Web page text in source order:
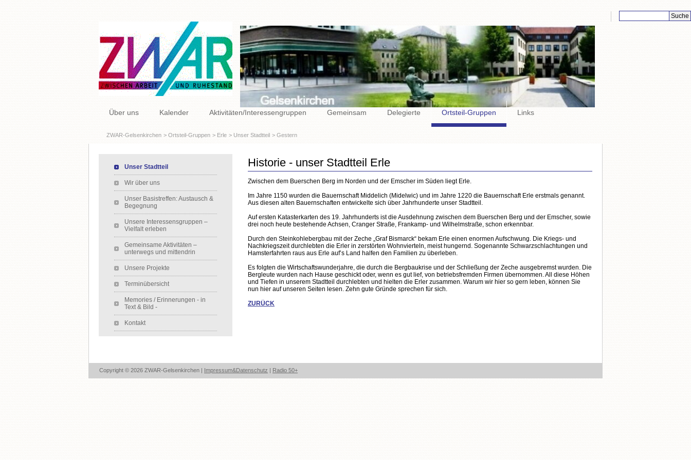
Suchbegriffe
Navigation
Über uns Kalender Aktivitäten/Interessengruppen Gemeinsam Delegierte Ortsteil-Gruppen Links
ZWAR-Gelsenkirchen Ortsteil-Gruppen Erle Unser Stadtteil Gestern
Historie - unser Stadtteil Erle
Zwischen dem Buerschen Berg im Norden und der Emscher im Süden liegt Erle.
Im Jahre 1150 wurden die Bauernschaft Middelich (Midelwic) und im Jahre 1220 die Bauernschaft Erle erstmals genannt.
Aus diesen alten Bauernschaften entwickelte sich über Jahrhunderte unser Stadtteil.
Auf ersten Katasterkarten des 19. Jahrhunderts ist die Ausdehnung zwischen dem Buerschen Berg und der Emscher, sowie
drei noch heute bestehende Achsen, Cranger Straße, Frankamp- und Wilhelmstraße, schon erkennbar.
Durch den Steinkohlebergbau mit der Zeche „Graf Bismarck“ bekam Erle einen enormen Aufschwung. Die Kriegs- und
Nachkriegszeit durchlebten die Erler in zerstörten Wohnvierteln, meist hungernd. Sogenannte Schwarzschlachtungen und
Hamsterfahrten raus aus Erle auf’s Land halfen den Familien zu überleben.
Es folgten die Wirtschaftswunderjahre, die durch die Bergbaukrise und der Schließung der Zeche ausgebremst wurden. Die
Bergleute wurden nach Hause geschickt oder, wenn es gut lief, von betriebsfremden Firmen übernommen. All diese Höhen
und Tiefen in unserem Stadtteil durchlebten und hielten die Erler zusammen. Warum wir hier so gern leben, können Sie
nun hier auf unseren Seiten lesen. Zehn gute Gründe sprechen für sich.
ZURÜCK
Unser Stadtteil
Wir über uns
Unser Basistreffen: Austausch &
Begegnung
Unsere Interessensgruppen –
Vielfalt erleben
Gemeinsame Aktivitäten –
unterwegs und mittendrin
Unsere Projekte
Terminübersicht
Memories / Erinnerungen - in
Text & Bild -
Kontakt
Copyright © 2026 ZWAR-Gelsenkirchen | Impressum&Datenschutz | Radio 50+